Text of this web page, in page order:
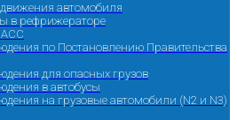
автомобиля
в рефрижераторе
по Постановлению Правительства
для опасных грузов
в автобусы
на грузовые автомобили (N2 и N3)